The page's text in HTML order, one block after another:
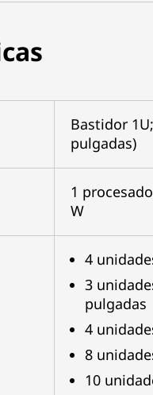
Bastidor
pulgadas)
1
W
4
3
pulgadas
4
8
10